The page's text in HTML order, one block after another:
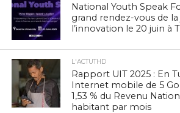
National Youth Speak
grand rendez-vous de
l’innovation le 20 juin à
L'ACTUTHD
Rapport UIT 2025 : En
Internet mobile de 5
1,53 % du Revenu
habitant par mois